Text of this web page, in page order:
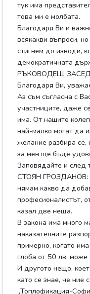
тук има
това ми е молбата.
Благодаря Ви и
всякакви въпроси,
стигнем до изводи,
демократичната
РЪКОВОДЕЩ
Благодаря Ви,
Аз съм съгласна с
участниците, даже
има. От нашите
най-малко могат да
желание разбира се,
за мен ще бъде
Заповядайте и след
СТОЯН ГРОЗДАНОВ:
нямам какво да
професионалистът,
казал две неща.
В закона има много
наказателните
примерно, когато
глоба от 50 лв. може
И другото нещо,
като се знае, че ние
„Топлофикация-